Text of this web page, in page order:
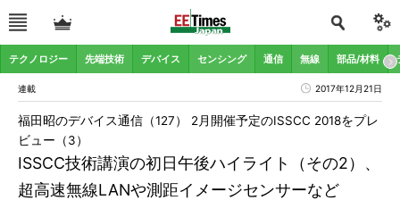
テクノロジー 先端技術 デバイス センシング 通信 無線 部品/材料
連載 2017年12月21日
ISSCC技術講演の初日午後ハイライト（その2）、
超高速無線LANや測距イメージセンサーなど
福田昭のデバイス通信（127） 2月開催予定のISSCC 2018をプレ
ビュー（3）